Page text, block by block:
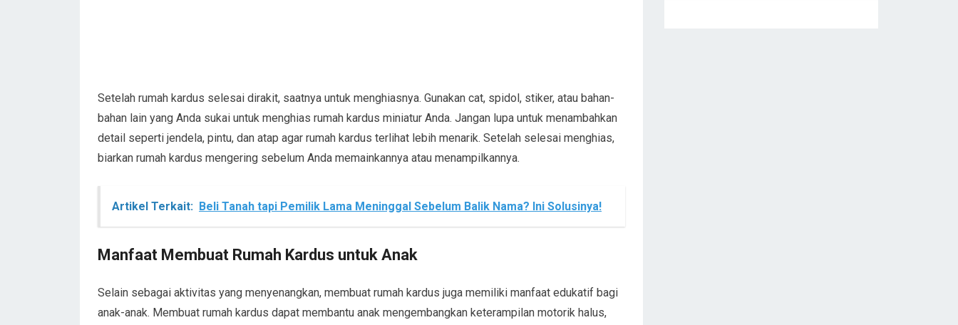
Setelah rumah kardus selesai dirakit, saatnya untuk menghiasnya. Gunakan cat, spidol, stiker, atau bahan-
bahan lain yang Anda sukai untuk menghias rumah kardus miniatur Anda. Jangan lupa untuk menambahkan
detail seperti jendela, pintu, dan atap agar rumah kardus terlihat lebih menarik. Setelah selesai menghias,
biarkan rumah kardus mengering sebelum Anda memainkannya atau menampilkannya.
Artikel Terkait: Beli Tanah tapi Pemilik Lama Meninggal Sebelum Balik Nama? Ini Solusinya!
Manfaat Membuat Rumah Kardus untuk Anak
Selain sebagai aktivitas yang menyenangkan, membuat rumah kardus juga memiliki manfaat edukatif bagi
anak-anak. Membuat rumah kardus dapat membantu anak mengembangkan keterampilan motorik halus,